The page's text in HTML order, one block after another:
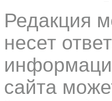
Редакция
несет
сайта